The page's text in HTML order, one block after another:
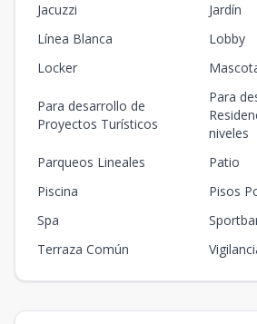
Jacuzzi
Jardín
Línea Blanca
Lobby
Locker
Para desarrollo de
Proyectos Turísticos
Para
niveles
Parqueos Lineales
Patio
Piscina
Pisos
Spa
Terraza Común